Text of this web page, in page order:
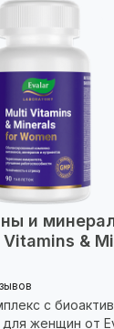
и
&
с
женщин от